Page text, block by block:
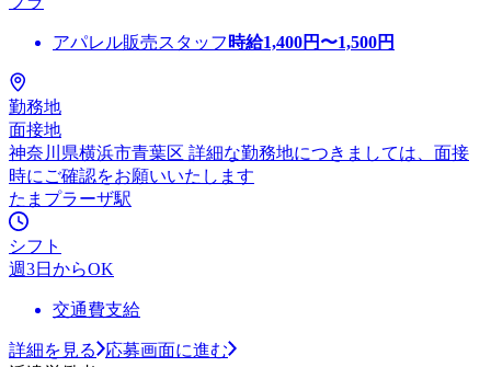
アパレル販売スタッフ 時給1,400円〜1,500円
勤務地
面接地
神奈川県横浜市青葉区 詳細な勤務地につきましては、面接
時にご確認をお願いいたします
たまプラーザ駅
シフト
週3日からOK
交通費支給
詳細を見る
応募画面に進む